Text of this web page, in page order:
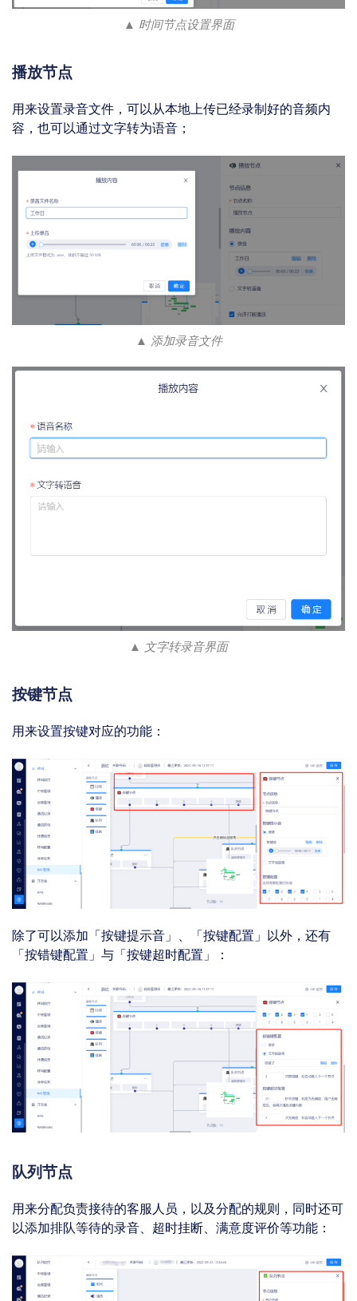
▲ 时间节点设置界面
播放节点
用来设置录音文件，可以从本地上传已经录制好的音频内
容，也可以通过文字转为语音；
▲ 添加录音文件
▲ 文字转录音界面
按键节点
用来设置按键对应的功能：
除了可以添加「按键提示音」、「按键配置」以外，还有
「按错键配置」与「按键超时配置」：
队列节点
用来分配负责接待的客服人员，以及分配的规则，同时还可
以添加排队等待的录音、超时挂断、满意度评价等功能：